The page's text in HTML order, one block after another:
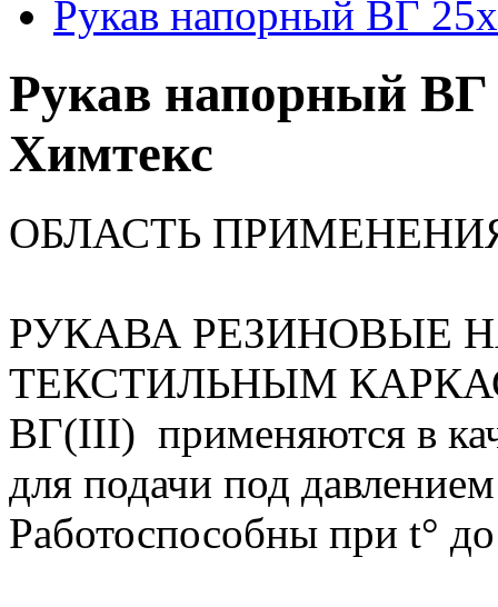
Рукав напорный ВГ
Рукав напорный
Химтекс
ОБЛАСТЬ
РУКАВА РЕЗИНОВЫЕ
ТЕКСТИЛЬНЫМ
ВГ(III) применяются в
для подачи под
Работоспособны при t°